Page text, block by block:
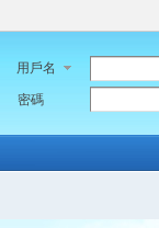
用戶名
密碼